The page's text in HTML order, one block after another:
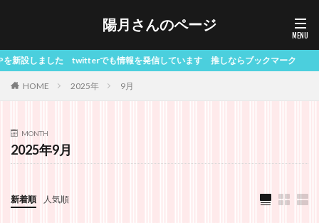
陽月さんのページ
ました twitterでも情報を発信しています 推しならブックマーク
HOME 2025年 9月
MONTH
2025年9月
新着順 人気順